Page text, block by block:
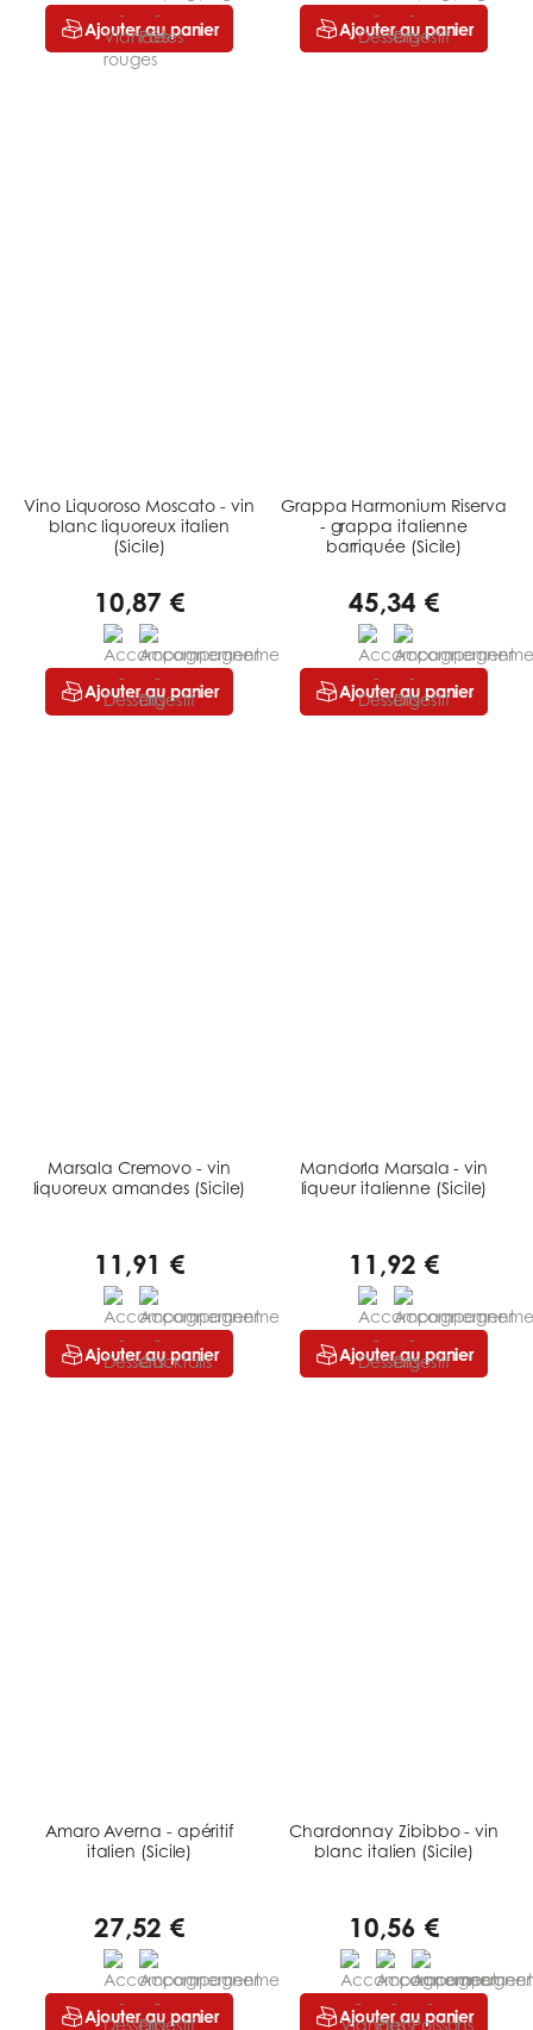
Ajouter au panier Ajouter au panier
Vino Liquoroso Moscato - vin
blanc liquoreux italien
(Sicile)
10,87 €
Ajouter au panier
Grappa Harmonium Riserva
- grappa italienne
barriquée (Sicile)
45,34 €
Ajouter au panier
Marsala Cremovo - vin
liquoreux amandes (Sicile)
11,91 €
Ajouter au panier
Mandorla Marsala - vin
liqueur italienne (Sicile)
11,92 €
Ajouter au panier
Amaro Averna - apéritif
italien (Sicile)
27,52 €
Ajouter au panier
Chardonnay Zibibbo - vin
blanc italien (Sicile)
10,56 €
Ajouter au panier